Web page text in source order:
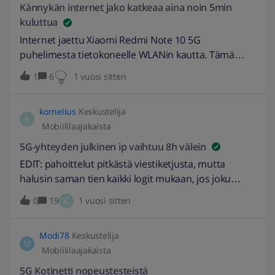
Burnett
Kännykän internet jako katkeaa aina noin 5min
kuluttua
Internet jaettu Xiaomi Redmi Note 10 5G
puhelimesta tietokoneelle WLANin kautta. Tämä
yhteys katkeilee aina noin 5 minuutin kuluttua
yhteyden luonnista. Yhteys DNS-palvelimeen
internetissä tai jaon katkaisee ja muodostaa
uudestaan. Kyseessä Saunalahti Latausliittymä 50M.
Aiemmin käytössä olleella Telian liittymällä ei tätä
vikaa ollut. Vika ei myöskään tule jos OnePlus 7T
puhelimesta jaetaan samassa osoitteessa Elisa
Perus 100M samalle tietokoneelle. =&gt; Ongelma
liittyy siis tuohon Saunalahti Latausliittymään, joka
1 6 1 vuosi sitten
K
kornelius Keskustelija
Mobiililaajakaista
5G-yhteyden julkinen ip vaihtuu 8h välein
EDIT: pahoittelut​ pitkästä viestiketjusta, mutta
halusin saman tien kaikki logit mukaan, jos joku
niistä saisi jotakin irti. Hei!Minulla on 5G-yhteys ja
5G-reitittimenä Zyxelin FWA510, melko
julkisen ip-osoitteen. Laite ei siis ole siltaavassa
moodissa.Julkinen IP-osoite vaihtuu melko tarkkaan
kahdeksan tunnin välein, ja aina välillä sen lisäksi
0 19 K 1 vuosi sitten
M
Modi78 Keskustelija
Mobiililaajakaista
5G Kotinetti nopeustesteistä